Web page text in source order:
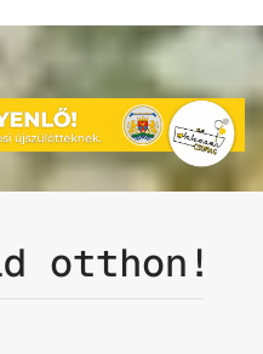
otthon!